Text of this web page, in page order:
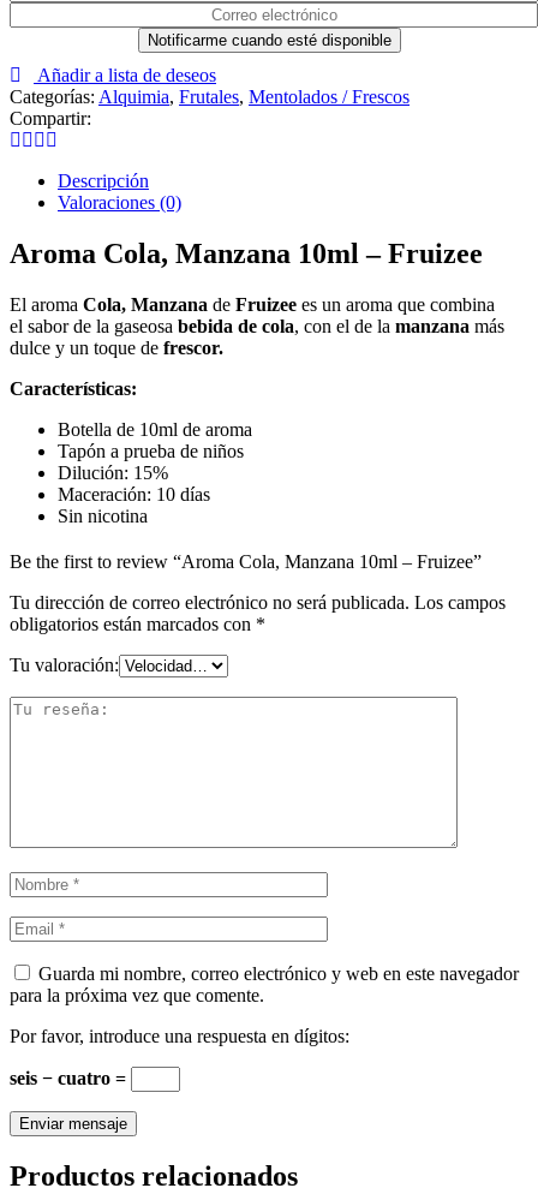
Añadir a lista de deseos
Categorías: Alquimia, Frutales, Mentolados / Frescos
Compartir:
Descripción
Valoraciones (0)
Aroma Cola, Manzana 10ml – Fruizee
El aroma Cola, Manzana de Fruizee es un aroma que combina
el sabor de la gaseosa bebida de cola, con el de la manzana más
dulce y un toque de frescor.
Características:
Botella de 10ml de aroma
Tapón a prueba de niños
Dilución: 15%
Maceración: 10 días
Sin nicotina
Be the first to review “Aroma Cola, Manzana 10ml – Fruizee”
Tu dirección de correo electrónico no será publicada. Los campos
obligatorios están marcados con *
Tu valoración:
Guarda mi nombre, correo electrónico y web en este navegador
para la próxima vez que comente.
Por favor, introduce una respuesta en dígitos:
seis − cuatro =
Productos relacionados